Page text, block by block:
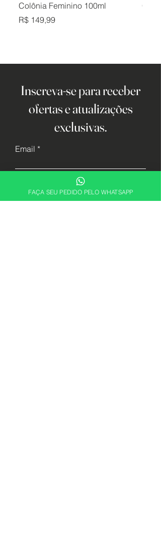
Colônia Feminino 100ml
Preço
R$ 149,99
Inscreva-se para receber
ofertas e atualizações
exclusivas.
Email
Cadastrar
FAÇA SEU PEDIDO PELO WHATSAPP